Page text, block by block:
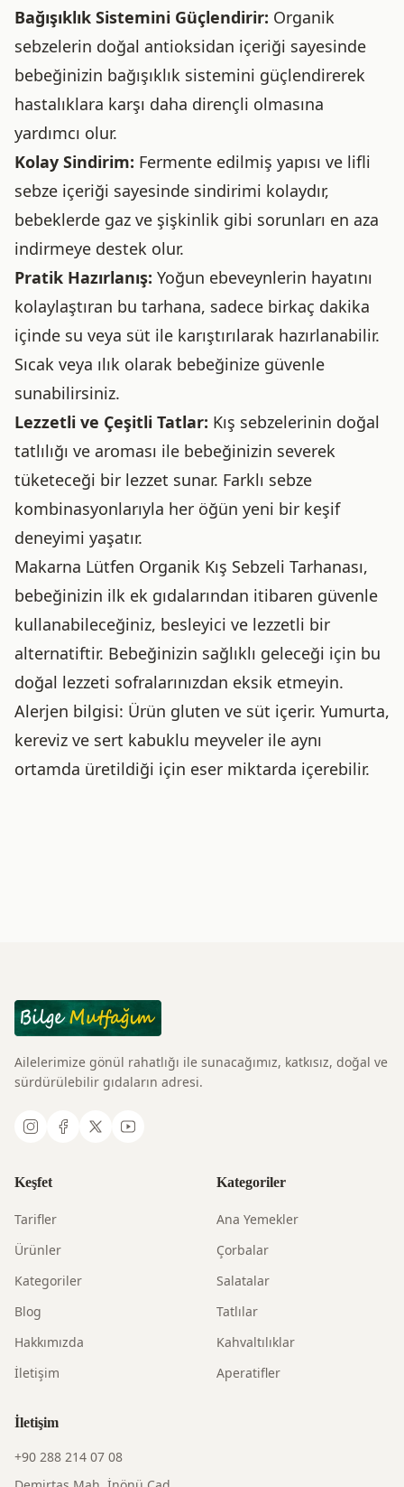
Bağışıklık Sistemini Güçlendirir: Organik
sebzelerin doğal antioksidan içeriği sayesinde
bebeğinizin bağışıklık sistemini güçlendirerek
hastalıklara karşı daha dirençli olmasına
yardımcı olur.
Kolay Sindirim: Fermente edilmiş yapısı ve lifli
sebze içeriği sayesinde sindirimi kolaydır,
bebeklerde gaz ve şişkinlik gibi sorunları en aza
indirmeye destek olur.
Pratik Hazırlanış: Yoğun ebeveynlerin hayatını
kolaylaştıran bu tarhana, sadece birkaç dakika
içinde su veya süt ile karıştırılarak hazırlanabilir.
Sıcak veya ılık olarak bebeğinize güvenle
sunabilirsiniz.
Lezzetli ve Çeşitli Tatlar: Kış sebzelerinin doğal
tatlılığı ve aroması ile bebeğinizin severek
tüketeceği bir lezzet sunar. Farklı sebze
kombinasyonlarıyla her öğün yeni bir keşif
deneyimi yaşatır.
Makarna Lütfen Organik Kış Sebzeli Tarhanası,
bebeğinizin ilk ek gıdalarından itibaren güvenle
kullanabileceğiniz, besleyici ve lezzetli bir
alternatiftir. Bebeğinizin sağlıklı geleceği için bu
doğal lezzeti sofralarınızdan eksik etmeyin.
Alerjen bilgisi: Ürün gluten ve süt içerir. Yumurta,
kereviz ve sert kabuklu meyveler ile aynı
ortamda üretildiği için eser miktarda içerebilir.
Ailelerimize gönül rahatlığı ile sunacağımız, katkısız, doğal ve
sürdürülebilir gıdaların adresi.
Keşfet
Tarifler
Ürünler
Kategoriler
Blog
Hakkımızda
İletişim
Kategoriler
Ana Yemekler
Çorbalar
Salatalar
Tatlılar
Kahvaltılıklar
Aperatifler
İletişim
+90 288 214 07 08